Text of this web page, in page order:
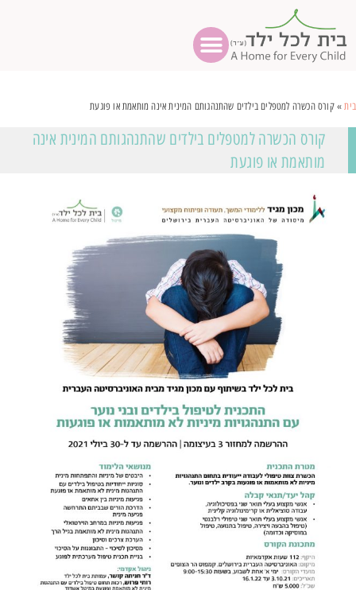
בית»קורס הכשרה למטפלים בילדים שהתנהגותם המינית אינה מותאמת או פוגעת
קורס הכשרה למטפלים בילדים שהתנהגותם המינית אינה
מותאמת או פוגעת